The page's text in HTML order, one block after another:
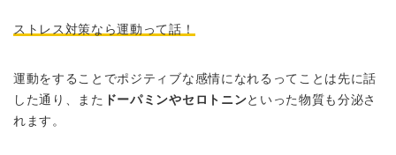
ストレス対策なら運動って話！
運動をすることでポジティブな感情になれるってことは先に話
した通り、また ドーパミンやセロトニンといった物質も分泌さ
れます。